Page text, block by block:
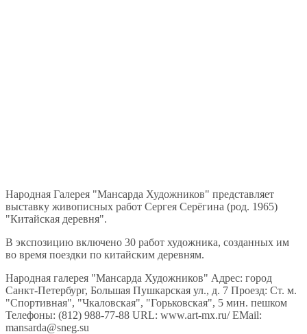
Народная Галерея "Мансарда Художников" представляет
выставку живописных работ Сергея Серёгина (род. 1965)
"Китайская деревня".
В экспозицию включено 30 работ художника, созданных им
во время поездки по китайским деревням.
Народная галерея "Мансарда Художников" Адрес: город
Санкт-Петербург, Большая Пушкарская ул., д. 7 Проезд: Cт. м.
"Спортивная", "Чкаловская", "Горьковская", 5 мин. пешком
Телефоны: (812) 988-77-88 URL: www.art-mx.ru/ EMail:
mansarda@sneg.su